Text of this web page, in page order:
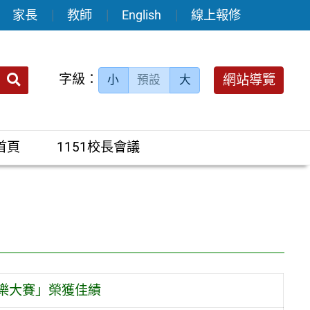
家長 教師 English 線上報修
送出 字級： 小 預設 大 網站導覽
頁 1151校長會議
大賽」榮獲佳績